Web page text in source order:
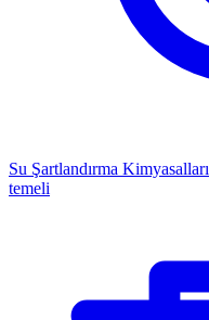
Su Şartlandırma Kimyasalları
temeli